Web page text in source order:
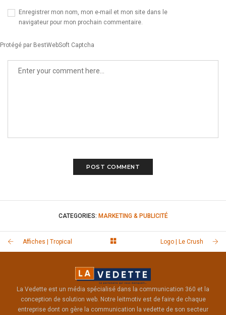
Enregistrer mon nom, mon e-mail et mon site dans le
navigateur pour mon prochain commentaire.
Protégé par BestWebSoft Captcha
CATEGORIES: MARKETING & PUBLICITÉ
Affiches | Tropical Logo | Le Crush
La Vedette est un média spécialisé dans la communication 360 et la
conception de solution web. Notre leitmotiv est de faire de chaque
entreprise dont on gère la communication la vedette de son secteur